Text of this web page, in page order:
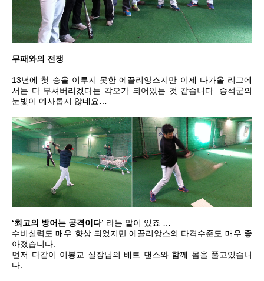
무패와의 전쟁
13년에 첫 승을 이루지 못한 에끌리앙스지만 이제 다가올 리그에
서는 다 부셔버리겠다는 각오가 되어있는 것 같습니다. 승석군의
눈빛이 예사롭지 않네요…
‘최고의 방어는 공격이다’ 라는 말이 있죠 …
수비실력도 매우 향상 되었지만 에끌리앙스의 타격수준도 매우 좋
아졌습니다.
먼저 다같이 이봉교 실장님의 배트 댄스와 함께 몸을 풀고있습니
다.